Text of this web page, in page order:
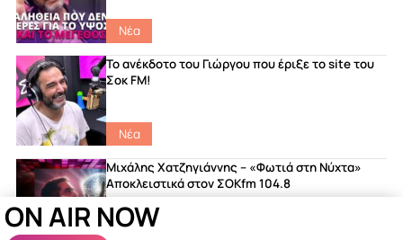
Νέα
Το ανέκδοτο του Γιώργου που έριξε το site του
Σοκ FM!
Νέα
Μιχάλης Χατζηγιάννης – «Φωτιά στη Νύχτα»
Αποκλειστικά στον ΣΟΚfm 104.8
ON AIR NOW